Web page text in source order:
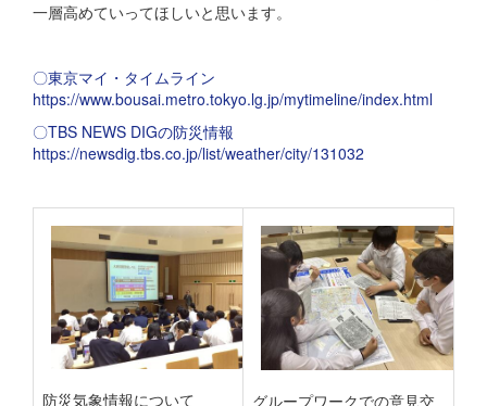
一層高めていってほしいと思います。
〇東京マイ・タイムライン
https://www.bousai.metro.tokyo.lg.jp/mytimeline/index.html
〇TBS NEWS DIGの防災情報
https://newsdig.tbs.co.jp/list/weather/city/131032
防災気象情報について
グループワークでの意見交